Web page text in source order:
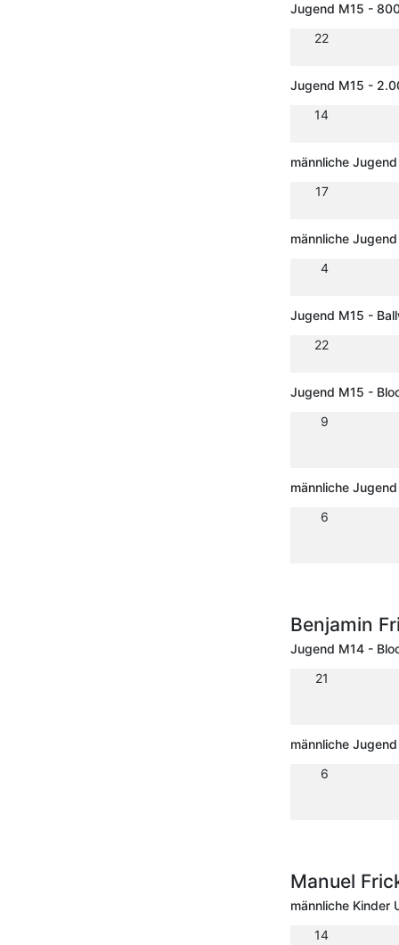
Jugend M15 -
22
Jugend M15 -
14
männliche
17
männliche
4
Jugend M15 -
22
Jugend M15 -
9
männliche
6
Benjamin
Jugend M14 -
21
männliche
6
Manuel
männliche Kinder
14